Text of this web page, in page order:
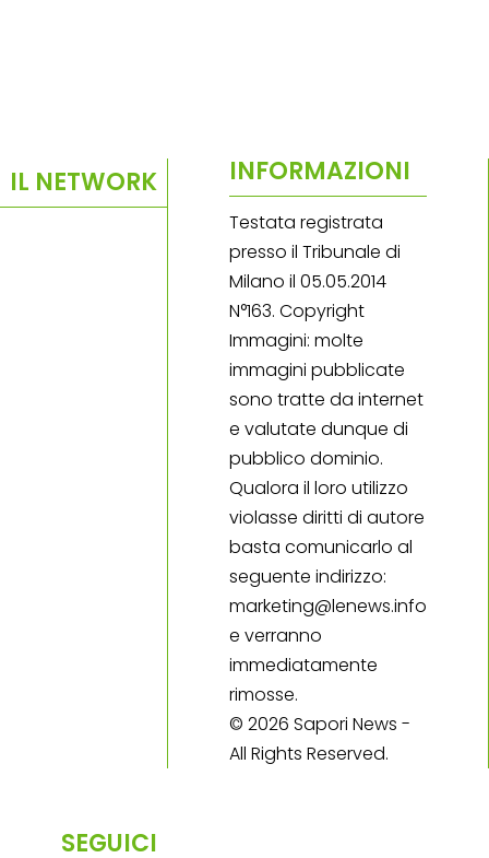
IL NETWORK INFORMAZIONI
Testata registrata
presso il Tribunale di
Milano il 05.05.2014
N°163. Copyright
Immagini: molte
immagini pubblicate
sono tratte da internet
e valutate dunque di
pubblico dominio.
Qualora il loro utilizzo
violasse diritti di autore
basta comunicarlo al
seguente indirizzo:
marketing@lenews.info
e verranno
immediatamente
rimosse.
© 2026 Sapori News -
All Rights Reserved.
SEGUICI